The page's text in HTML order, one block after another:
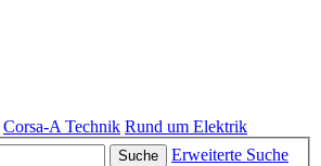
Corsa-A Technik Rund um Elektrik
Suche
Erweiterte Suche